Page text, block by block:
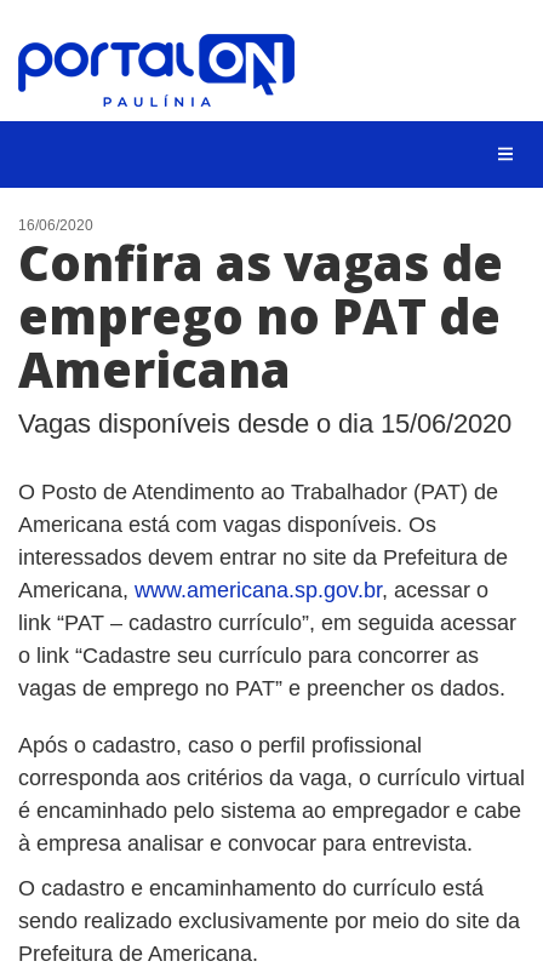
CIDADES
EVENTOS
EMPREGO
ANIVERSÁRIO DAS CIDADES
ANUNCIE
CONTATO
BUSCAR
16/06/2020
Confira as vagas de
emprego no PAT de
Americana
Vagas disponíveis desde o dia 15/06/2020
O Posto de Atendimento ao Trabalhador (PAT) de
Americana está com vagas disponíveis. Os
interessados devem entrar no site da Prefeitura de
Americana, www.americana.sp.gov.br, acessar o
link “PAT – cadastro currículo”, em seguida acessar
o link “Cadastre seu currículo para concorrer as
vagas de emprego no PAT” e preencher os dados.
Após o cadastro, caso o perfil profissional
corresponda aos critérios da vaga, o currículo virtual
é encaminhado pelo sistema ao empregador e cabe
à empresa analisar e convocar para entrevista.
O cadastro e encaminhamento do currículo está
sendo realizado exclusivamente por meio do site da
Prefeitura de Americana.